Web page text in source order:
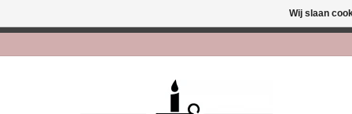
Wij slaan
Afhalen is